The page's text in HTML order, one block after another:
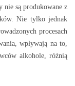
są produkowane z
Nie tylko jednak
procesach
wpływają na to,
alkohole, różnią